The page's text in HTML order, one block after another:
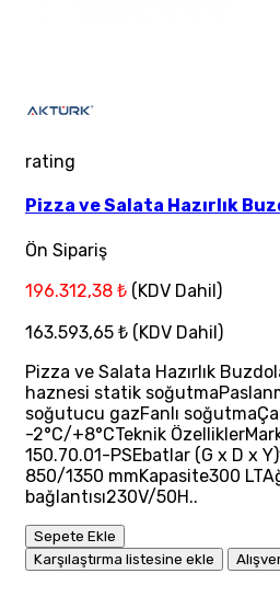
rating
Pizza ve Salata Hazırlık
Ön Sipariş
196.312,38 ₺ (KDV Dahil)
163.593,65 ₺ (KDV Dahil)
Pizza ve Salata Hazırlık
haznesi statik
soğutucu gazFanlı
-2°C/+8°CTeknik
150.70.01-PSEbatlar (G x D x
850/1350 mmKapasite300
bağlantısı230V/50H..
Sepete Ekle
Karşılaştırma listesine ekle